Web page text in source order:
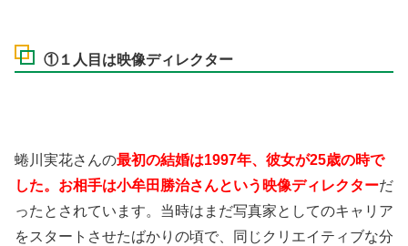
①１人目は映像ディレクター
蜷川実花さんの最初の結婚は1997年、彼女が25歳の時で
した。お相手は小牟田勝治さんという映像ディレクターだ
ったとされています。当時はまだ写真家としてのキャリア
をスタートさせたばかりの頃で、同じクリエイティブな分